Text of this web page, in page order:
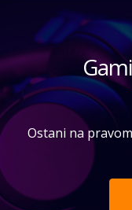
rudnika,
gdje vlada
nosi posljedice.
je originalnu
Ostani na